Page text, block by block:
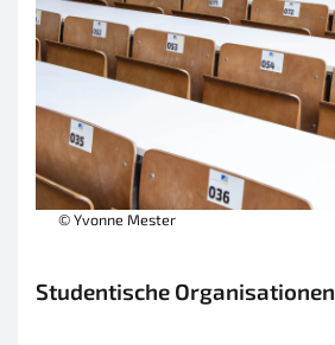
© Yvonne Mester
Studentische Organisationen